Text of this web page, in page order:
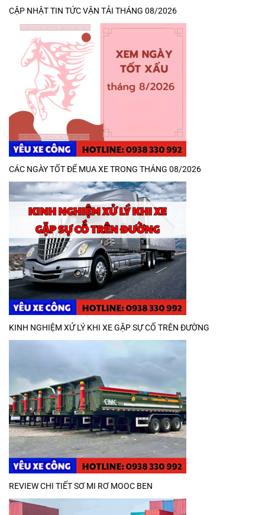
CẬP NHẬT TIN TỨC VẬN TẢI THÁNG 08/2026
CÁC NGÀY TỐT ĐỂ MUA XE TRONG THÁNG 08/2026
KINH NGHIỆM XỬ LÝ KHI XE GẶP SỰ CỐ TRÊN ĐƯỜNG
REVIEW CHI TIẾT SƠ MI RƠ MOOC BEN